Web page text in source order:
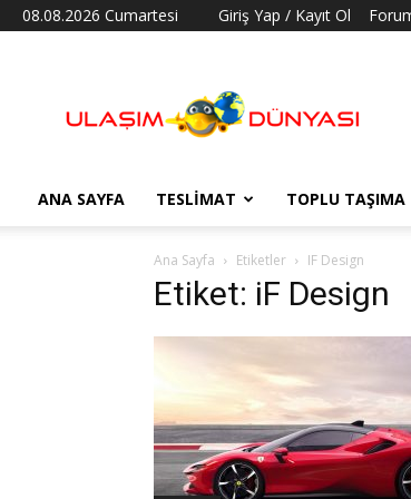
08.08.2026 Cumartesi Giriş Yap / Kayıt Ol
Dünyası
ANA SAYFA TESLIMAT TOPLU TAŞIMA
Ana Sayfa Etiketler IF Design
Etiket: iF Design